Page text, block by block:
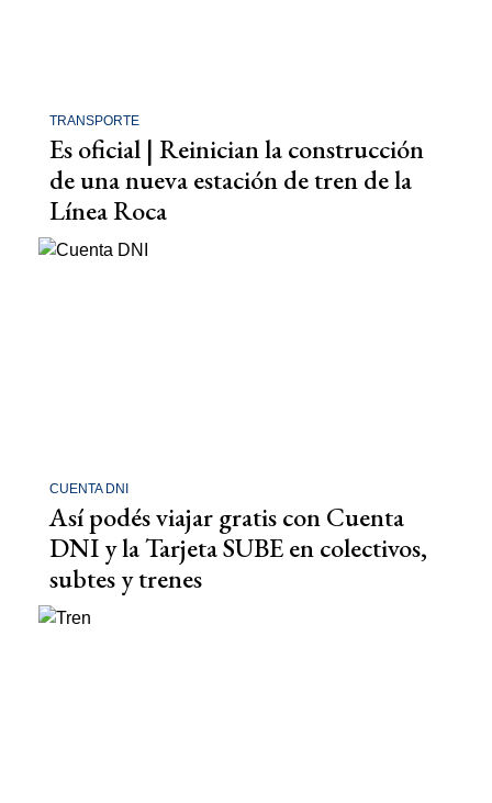
TRANSPORTE
Es oficial | Reinician la construcción
de una nueva estación de tren de la
Línea Roca
CUENTA DNI
Así podés viajar gratis con Cuenta
DNI y la Tarjeta SUBE en colectivos,
subtes y trenes